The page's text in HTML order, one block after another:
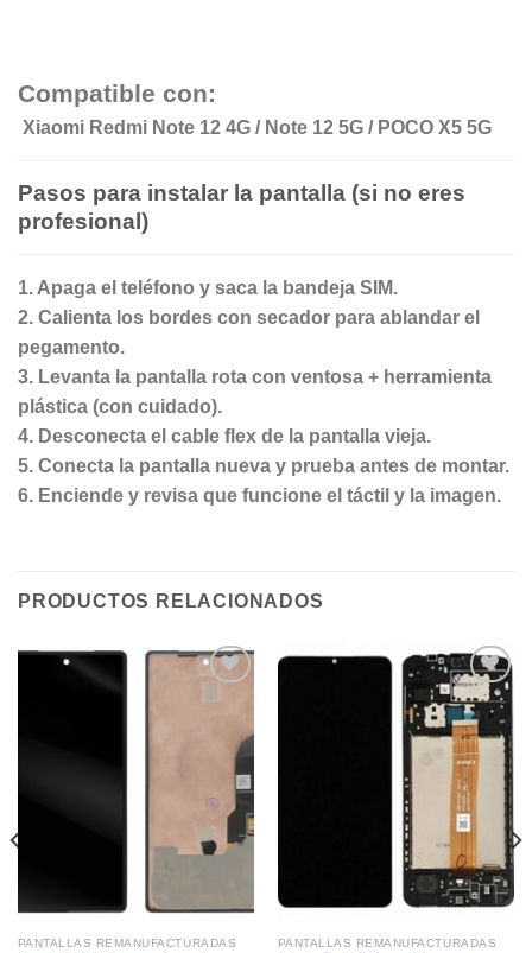
Compatible con:
Xiaomi Redmi Note 12 4G / Note 12 5G / POCO X5 5G
Pasos para instalar la pantalla (si no eres
profesional)
1.⁠ ⁠Apaga el teléfono y saca la bandeja SIM.
2.⁠ ⁠Calienta los bordes con secador para ablandar el
pegamento.
3.⁠ ⁠Levanta la pantalla rota con ventosa + herramienta
plástica (con cuidado).
4.⁠ ⁠Desconecta el cable flex de la pantalla vieja.
5.⁠ ⁠Conecta la pantalla nueva y prueba antes de montar.
6.⁠ ⁠Enciende y revisa que funcione el táctil y la imagen.
PRODUCTOS RELACIONADOS
deseos
PANTALLAS REMANUFACTURADAS
Añadir
a la
lista de
deseos
PANTALLAS REMANUFACTURADAS